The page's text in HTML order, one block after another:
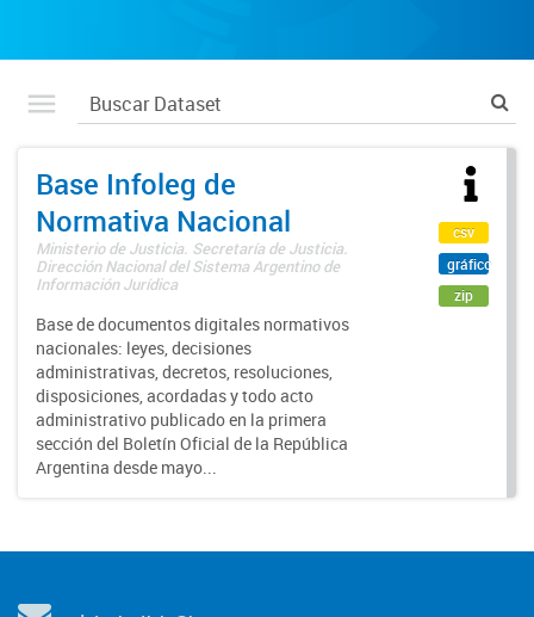
Base Infoleg de
Normativa Nacional
Ministerio de Justicia. Secretaría de Justicia.
Dirección Nacional del Sistema Argentino de
Información Jurídica
Base de documentos digitales normativos
nacionales: leyes, decisiones
administrativas, decretos, resoluciones,
disposiciones, acordadas y todo acto
administrativo publicado en la primera
sección del Boletín Oficial de la República
Argentina desde mayo...
csv
gráfico
zip